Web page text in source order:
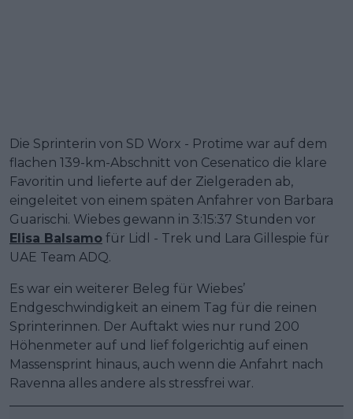
Die Sprinterin von SD Worx - Protime war auf dem
flachen 139-km-Abschnitt von Cesenatico die klare
Favoritin und lieferte auf der Zielgeraden ab,
eingeleitet von einem späten Anfahrer von Barbara
Guarischi. Wiebes gewann in 3:15:37 Stunden vor
Elisa Balsamo für Lidl - Trek und Lara Gillespie für
UAE Team ADQ.
Es war ein weiterer Beleg für Wiebes’
Endgeschwindigkeit an einem Tag für die reinen
Sprinterinnen. Der Auftakt wies nur rund 200
Höhenmeter auf und lief folgerichtig auf einen
Massensprint hinaus, auch wenn die Anfahrt nach
Ravenna alles andere als stressfrei war.